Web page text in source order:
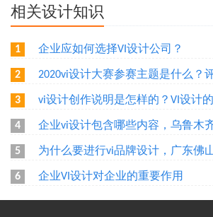
相关设计知识
1 企业应如何选择VI设计公司？
2 2020vi设计大赛参赛主题是什么？
3 vi设计创作说明是怎样的？VI设计
4 企业vi设计包含哪些内容，乌鲁木齐vi
5 为什么要进行vi品牌设计，广东佛山vi品
6 企业VI设计对企业的重要作用